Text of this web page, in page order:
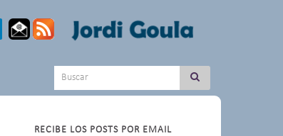
Search for:
RECIBE LOS POSTS POR EMAIL